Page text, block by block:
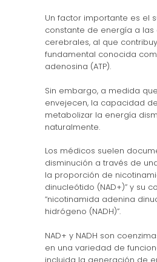
Un factor importante es el
constante de energía a las
cerebrales, al que
fundamental conocida
adenosina (ATP).
Sin embargo, a medida
envejecen, la capacidad
metabolizar la energía
naturalmente.
Los médicos suelen
disminución a través de
la proporción de
dinucleótido (NAD+)” y su
“nicotinamida adenina
hidrógeno (NADH)”.
NAD+ y NADH son
en una variedad de